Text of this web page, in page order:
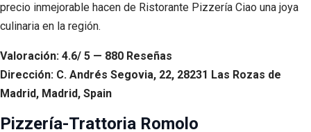
precio inmejorable hacen de Ristorante Pizzería Ciao una joya
culinaria en la región.
Valoración: 4.6/ 5 — 880 Reseñas
Dirección: C. Andrés Segovia, 22, 28231 Las Rozas de
Madrid, Madrid, Spain
Pizzería-Trattoria Romolo